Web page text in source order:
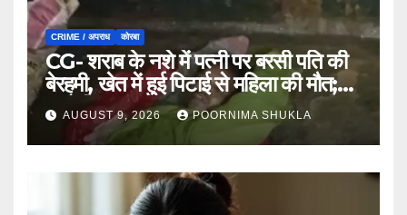
CRIME / अपराध कोरबा
CG- शराब के नशे में पत्नी पर बरसी पति की
बेरहमी, खेत में हुई पिटाई से महिला की मौत;
आरोपी फरार…
AUGUST 9, 2026 POORNIMA SHUKLA